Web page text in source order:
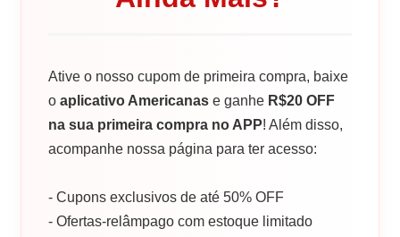
Ative o nosso cupom de primeira compra, baixe
o aplicativo Americanas e ganhe R$20 OFF
na sua primeira compra no APP! Além disso,
acompanhe nossa página para ter acesso:
- Cupons exclusivos de até 50% OFF
- Ofertas-relâmpago com estoque limitado